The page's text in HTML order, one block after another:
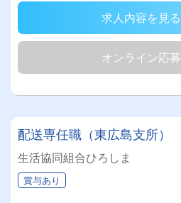
求人内容を見る
オンライン応募
配送専任職（東広島支所）
生活協同組合ひろしま
賞与あり